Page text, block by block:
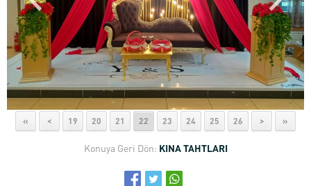
« < 19 20 21 22 23 24 25 26 > »
Konuya Geri Dön: KINA TAHTLARI